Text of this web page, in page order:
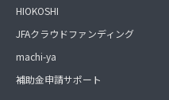
HIOKOSHI
JFAクラウドファンディング
machi-ya
補助金申請サポート